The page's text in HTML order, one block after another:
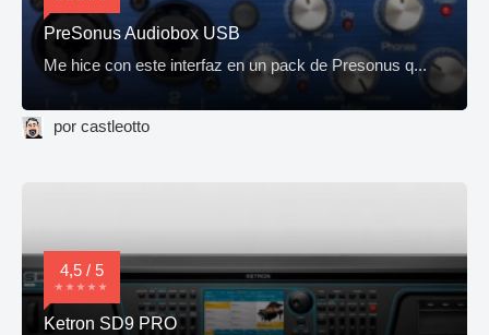
PreSonus Audiobox USB
Me hice con este interfaz en un pack de Presonus q...
por castleotto
4,5 / 5
Ketron SD9 PRO